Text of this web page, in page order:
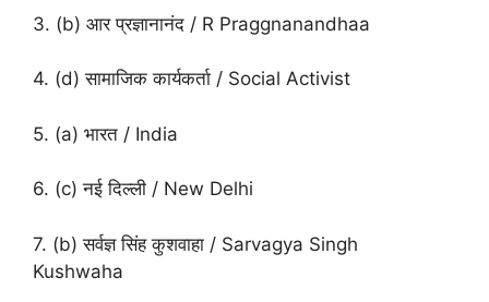
3. (b) आर प्रज्ञानानंद / R Praggnanandhaa
4. (d) सामाजिक कार्यकर्ता / Social Activist
5. (a) भारत / India
6. (c) नई दिल्ली / New Delhi
7. (b) सर्वज्ञ सिंह कुशवाहा / Sarvagya Singh
Kushwaha